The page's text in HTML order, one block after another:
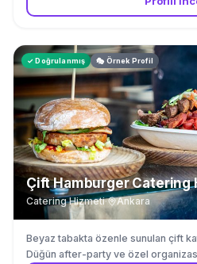
✓ Doğrulanmış 🎭 Örnek Profil
Çift Hamburger Catering
Catering Hizmeti· Ankara
Beyaz tabakta özenle sunulan çift
Düğün after-party ve özel